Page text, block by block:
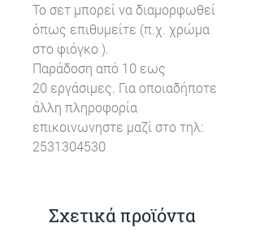
Το σετ μπορεί να διαμορφωθεί
όπως επιθυμείτε (π.χ. χρώμα
στο φιόγκο ).
Παράδοση από 10 εως
20 εργάσιμες. Για οποιαδήποτε
άλλη πληροφορία
επικοινωνηστε μαζί στο τηλ:
2531304530
Σχετικά προϊόντα